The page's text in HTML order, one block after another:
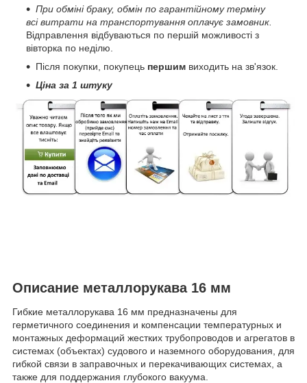
При обміні браку, обмін по гарантійному терміну
всі витрати на транспортування оплачує замовник.
Відправлення відбуваються по першій можливості з
вівторка по неділю.
Після покупки, покупець першим виходить на зв'язок.
Ціна за 1 штуку
Описание металлорукава 16 мм
Гибкие металлорукава 16 мм предназначены для
герметичного соединения и компенсации температурных и
монтажных деформаций жестких трубопроводов и агрегатов в
системах (объектах) судового и наземного оборудования, для
гибкой связи в заправочных и перекачивающих системах, а
также для поддержания глубокого вакуума.